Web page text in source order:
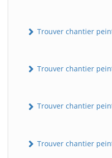
Trouver chantier
Trouver chantier
Trouver chantier
Trouver chantier